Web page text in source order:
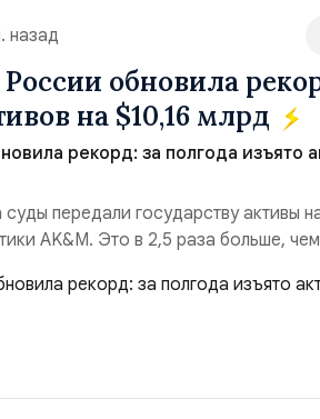
назад
обновила
на $10,16 млрд
рекорд: за полгода изъято
передали государству активы
AK&M. Это в 2,5 раза больше, чем
зафиксировано 15
42,2% денежного объёма всего
...